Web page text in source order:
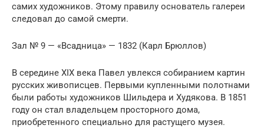
самих художников. Этому правилу основатель галереи
следовал до самой смерти.
Зал № 9 — «Всадница» — 1832 (Карл Брюллов)
В середине XIX века Павел увлекся собиранием картин
русских живописцев. Первыми купленными полотнами
были работы художников Шильдера и Худякова. В 1851
году он стал владельцем просторного дома,
приобретенного специально для растущего музея.